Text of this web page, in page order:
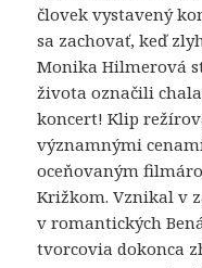
človek vystavený
sa zachovať, keď
Monika Hilmerová
života označili
koncert! Klip
významnými
oceňovaným
Križkom. Vznikal v
v romantických
tvorcovia dokonca